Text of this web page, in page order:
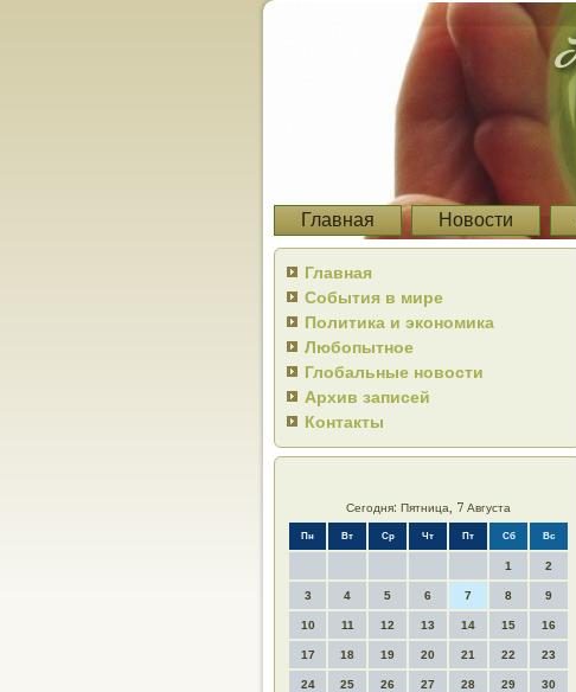
Главная Новости
Главная
События в мире
Политика и экономика
Любопытное
Глобальные новости
Архив записей
Контакты
Сегодня: Пятница, 7 Августа
Пн Вт Ср Чт Пт Сб Вс
1 2
3 4 5 6 7 8 9
10 11 12 13 14 15 16
17 18 19 20 21 22 23
24 25 26 27 28 29 30